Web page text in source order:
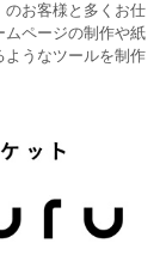
のお客様と多くお仕
ムページの制作や紙
ようなツールを制作